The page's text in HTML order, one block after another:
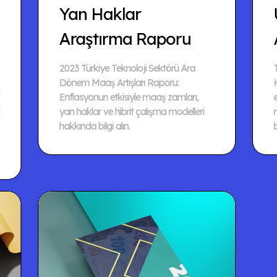
Yan Haklar
Araştırma Raporu
2023 Türkiye Teknoloji Sektörü Ara
Dönem Maaş Artışları Raporu:
Enflasyonun etkisiyle maaş zamları,
yan haklar ve hibrit çalışma modelleri
hakkında bilgi alın.